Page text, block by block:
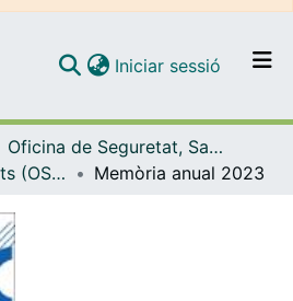
Navega per tot el DD
Iniciar sessió (current)
Oficina de Seguretat, Salut i Medi Ambient (OSSMA)
Memòria d’activitats (OSSMA)
Memòria anual 2023